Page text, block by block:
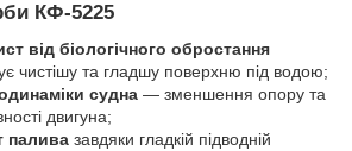
КФ‑5225
від біологічного обростання
чистішу та гладшу поверхню під водою;
судна — зменшення опору та
двигуна;
палива завдяки гладкій підводній